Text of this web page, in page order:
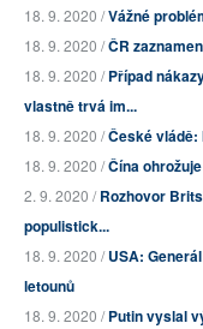
18. 9. 2020 /Vážné
18. 9. 2020 /ČR
18. 9. 2020 /Případ
vlastně trvá im...
18. 9. 2020 /České vládě:
18. 9. 2020 /Čína
2. 9. 2020 /Rozhovor
populistick...
18. 9. 2020 /USA:
letounů
18. 9. 2020 /Putin vyslal